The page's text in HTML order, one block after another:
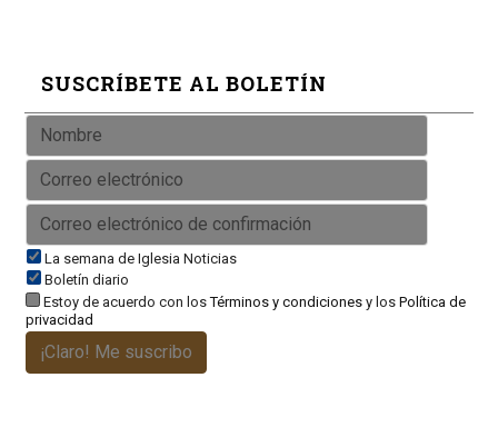
SUSCRÍBETE AL BOLETÍN
La semana de Iglesia Noticias
Boletín diario
Estoy de acuerdo con losTérminos y condicionesy los Política de
privacidad
¡Claro! Me suscribo